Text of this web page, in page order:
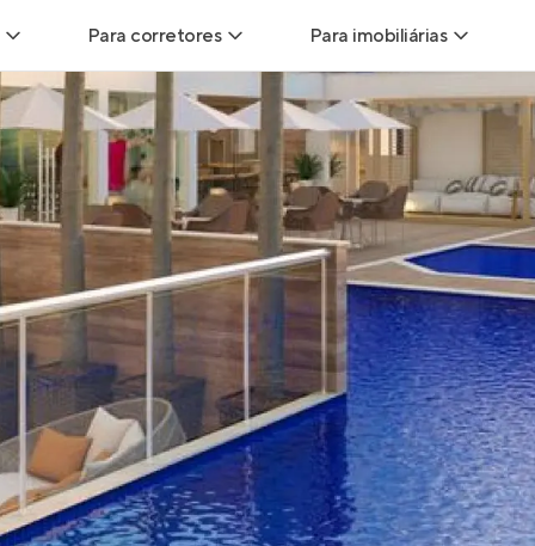
Para corretores
Leads para Corretores
Corretor+
Parcerias imobiliárias
Hub de Corretores
Perfil Verificado
Anunciar imóveis
Para imobiliárias
Leads para
Hub de imobiliárias
Anunciar imóveis